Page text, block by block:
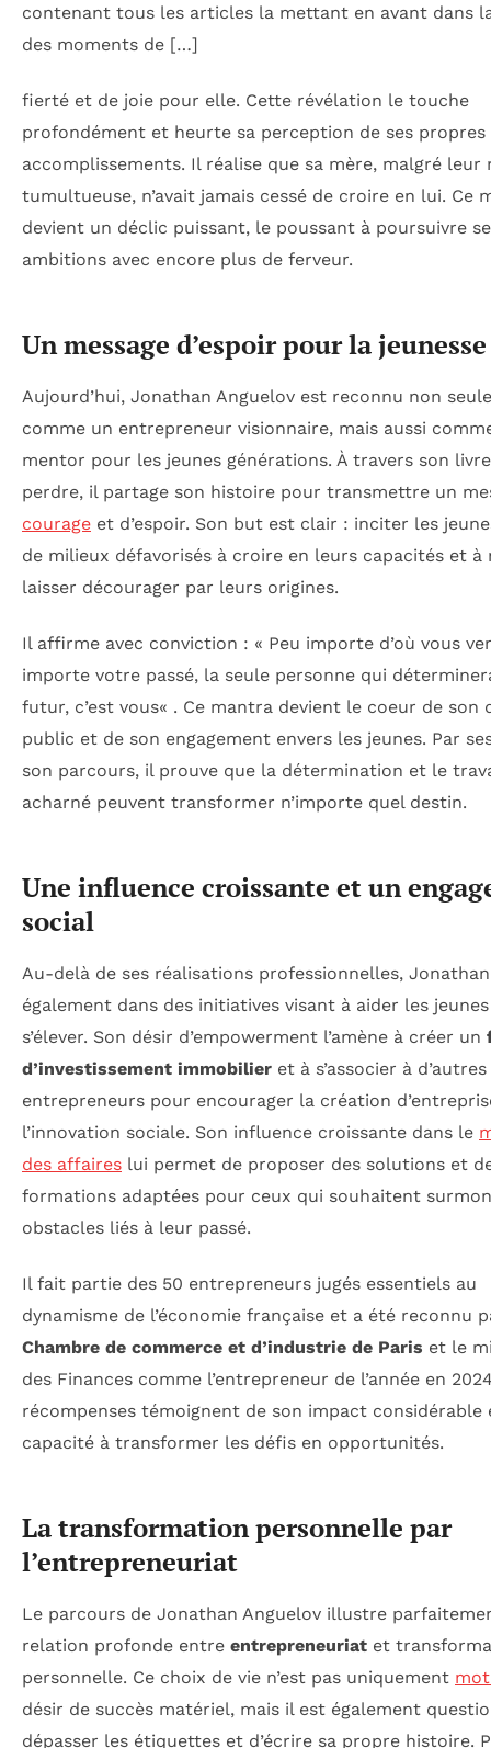
contenant tous les articles la mettant en avant dans
des moments de […]
fierté et de joie pour elle. Cette révélation le touche
profondément et heurte sa perception de ses propres
accomplissements. Il réalise que sa mère, malgré leur
tumultueuse, n’avait jamais cessé de croire en lui. Ce
devient un déclic puissant, le poussant à poursuivre
ambitions avec encore plus de ferveur.
Un message d’espoir pour la jeunesse
Aujourd’hui, Jonathan Anguelov est reconnu non
comme un entrepreneur visionnaire, mais aussi
mentor pour les jeunes générations. À travers son
perdre, il partage son histoire pour transmettre un
courage et d’espoir. Son but est clair : inciter les
de milieux défavorisés à croire en leurs capacités et à
laisser décourager par leurs origines.
Il affirme avec conviction : « Peu importe d’où vous
importe votre passé, la seule personne qui
futur, c’est vous« . Ce mantra devient le coeur de son
public et de son engagement envers les jeunes. Par
son parcours, il prouve que la détermination et le
acharné peuvent transformer n’importe quel destin.
Une influence croissante et un
social
Au-delà de ses réalisations professionnelles, Jonathan
également dans des initiatives visant à aider les
s’élever. Son désir d’empowerment l’amène à créer un
d’investissement immobilier et à s’associer à d’autres
entrepreneurs pour encourager la création
l’innovation sociale. Son influence croissante dans le
des affaires lui permet de proposer des solutions et
formations adaptées pour ceux qui souhaitent
obstacles liés à leur passé.
Il fait partie des 50 entrepreneurs jugés essentiels au
dynamisme de l’économie française et a été reconnu
Chambre de commerce et d’industrie de Paris et le
des Finances comme l’entrepreneur de l’année en
récompenses témoignent de son impact considérable
capacité à transformer les défis en opportunités.
La transformation personnelle par
l’entrepreneuriat
Le parcours de Jonathan Anguelov illustre
relation profonde entre entrepreneuriat et
personnelle. Ce choix de vie n’est pas uniquement
désir de succès matériel, mais il est également
dépasser les étiquettes et d’écrire sa propre histoire.